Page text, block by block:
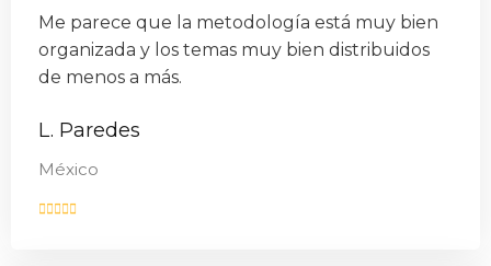
Me parece que la metodología está muy bien
organizada y los temas muy bien distribuidos
de menos a más.
L. Paredes
México